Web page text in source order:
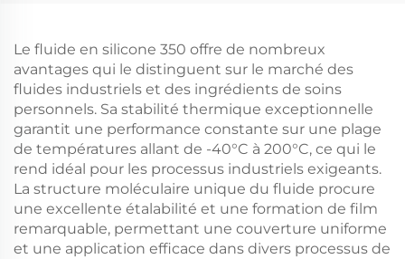
Le fluide en silicone 350 offre de nombreux
avantages qui le distinguent sur le marché des
fluides industriels et des ingrédients de soins
personnels. Sa stabilité thermique exceptionnelle
garantit une performance constante sur une plage
de températures allant de -40°C à 200°C, ce qui le
rend idéal pour les processus industriels exigeants.
La structure moléculaire unique du fluide procure
une excellente étalabilité et une formation de film
remarquable, permettant une couverture uniforme
et une application efficace dans divers processus de